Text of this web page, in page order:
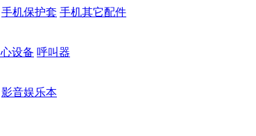
手机保护套 手机其它配件
设备 呼叫器
影音娱乐本